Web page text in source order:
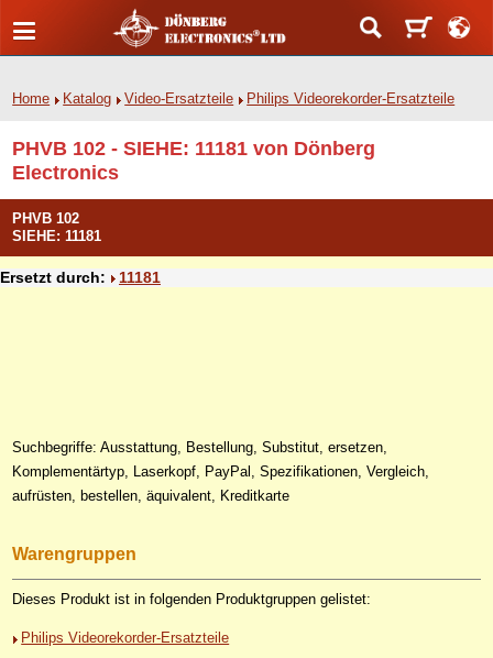
Home Katalog Video-Ersatzteile Philips Videorekorder-Ersatzteile
PHVB 102 - SIEHE: 11181 von Dönberg
Electronics
PHVB 102
SIEHE: 11181
Ersetzt durch: 11181
Suchbegriffe: Ausstattung, Bestellung, Substitut, ersetzen,
Komplementärtyp, Laserkopf, PayPal, Spezifikationen, Vergleich,
aufrüsten, bestellen, äquivalent, Kreditkarte
Warengruppen
Dieses Produkt ist in folgenden Produktgruppen gelistet:
Philips Videorekorder-Ersatzteile